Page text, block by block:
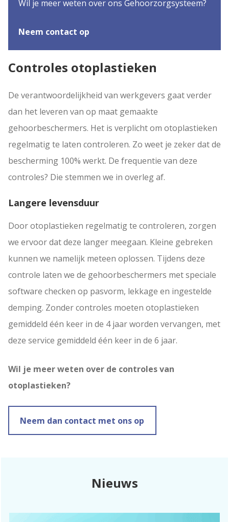
Wil je meer weten over ons Gehoorzorgsysteem?
Neem contact op
Controles otoplastieken
De verantwoordelijkheid van werkgevers gaat verder
dan het leveren van op maat gemaakte
gehoorbeschermers. Het is verplicht om otoplastieken
regelmatig te laten controleren. Zo weet je zeker dat de
bescherming 100% werkt. De frequentie van deze
controles? Die stemmen we in overleg af.
Langere levensduur
Door otoplastieken regelmatig te controleren, zorgen
we ervoor dat deze langer meegaan. Kleine gebreken
kunnen we namelijk meteen oplossen. Tijdens deze
controle laten we de gehoorbeschermers met speciale
software checken op pasvorm, lekkage en ingestelde
demping. Zonder controles moeten otoplastieken
gemiddeld één keer in de 4 jaar worden vervangen, met
deze service gemiddeld één keer in de 6 jaar.
Wil je meer weten over de controles van
otoplastieken?
Neem dan contact met ons op
Nieuws